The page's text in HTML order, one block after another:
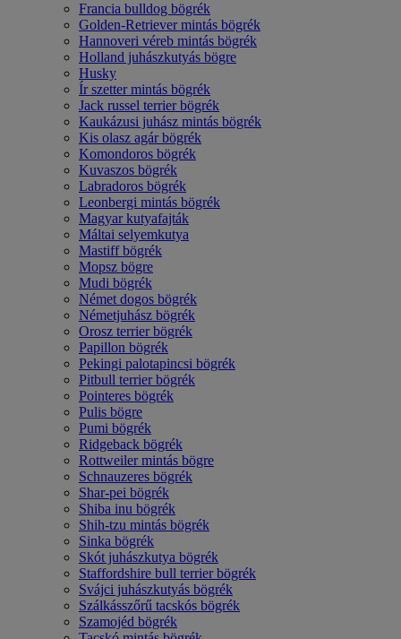
Francia bulldog bögrék
Golden-Retriever mintás bögrék
Hannoveri véreb mintás bögrék
Holland juhászkutyás bögre
Husky
Ír szetter mintás bögrék
Jack russel terrier bögrék
Kaukázusi juhász mintás bögrék
Kis olasz agár bögrék
Komondoros bögrék
Kuvaszos bögrék
Labradoros bögrék
Leonbergi mintás bögrék
Magyar kutyafajták
Máltai selyemkutya
Mastiff bögrék
Mopsz bögre
Mudi bögrék
Német dogos bögrék
Németjuhász bögrék
Orosz terrier bögrék
Papillon bögrék
Pekingi palotapincsi bögrék
Pitbull terrier bögrék
Pointeres bögrék
Pulis bögre
Pumi bögrék
Ridgeback bögrék
Rottweiler mintás bögre
Schnauzeres bögrék
Shar-pei bögrék
Shiba inu bögrék
Shih-tzu mintás bögrék
Sinka bögrék
Skót juhászkutya bögrék
Staffordshire bull terrier bögrék
Svájci juhászkutyás bögrék
Szálkásszőrű tacskós bögrék
Szamojéd bögrék